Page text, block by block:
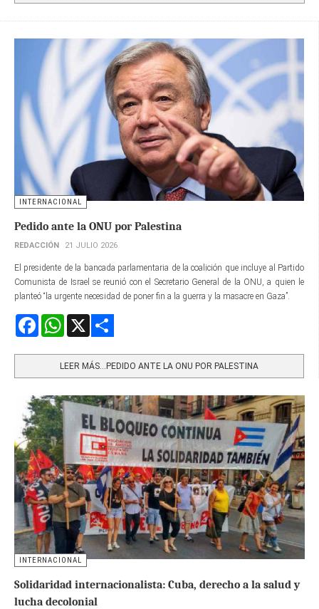
INTERNACIONAL
Pedido ante la ONU por Palestina
REDACCIÓN 21 JULIO 2026
El presidente de la bancada parlamentaria de la coalición que incluye al Partido
Comunista de Israel se reunió con el Secretario General de la ONU, a quien le
planteó “la urgente necesidad de poner fin a la guerra y la masacre en Gaza”.
FacebookWhatsApp
LEER MÁS…PEDIDO ANTE LA ONU POR PALESTINA
INTERNACIONAL
Solidaridad internacionalista: Cuba, derecho a la salud y
lucha decolonial